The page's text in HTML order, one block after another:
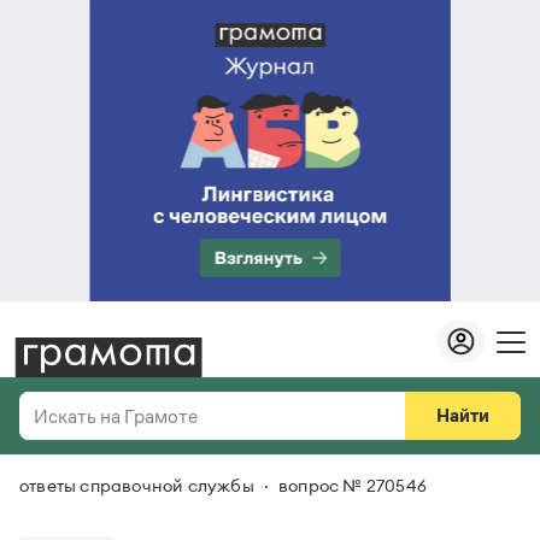
Искать на Грамоте
Справочная служба
Найти
Везде
ответы справочной службы вопрос № 270546